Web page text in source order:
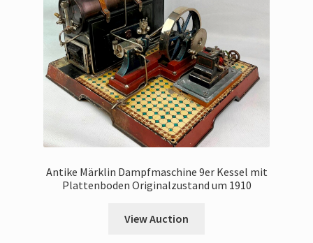
Antike Märklin Dampfmaschine 9er Kessel mit
Plattenboden Originalzustand um 1910
View Auction